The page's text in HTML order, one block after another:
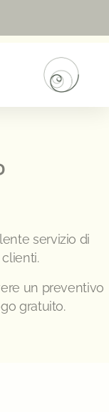
servizio di
un preventivo
gratuito.